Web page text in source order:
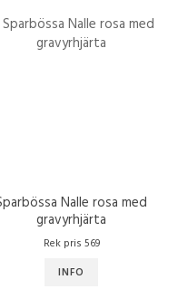
Nalle rosa med
gravyrhjärta
Rek pris 569
INFO